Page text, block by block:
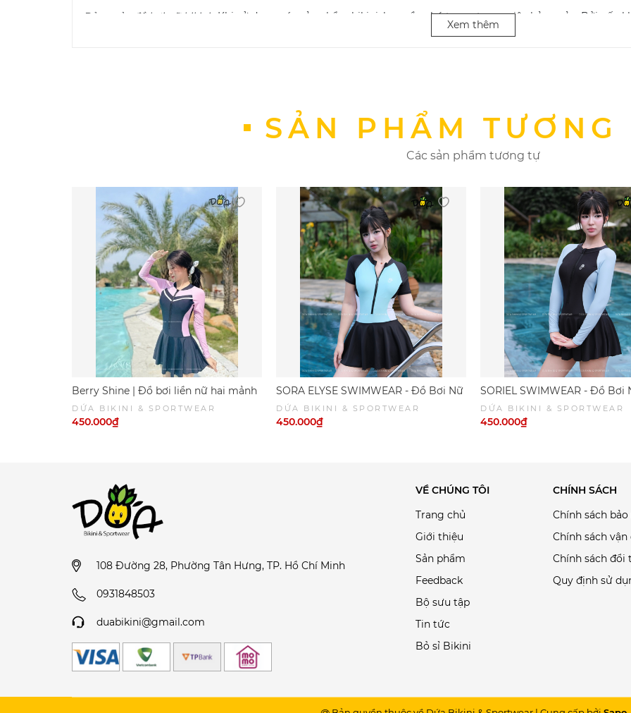
Bảo quản đồ bơi nữ bikini: Khi sử dụng các sản phẩm bikini, bạn cần chú trọng trong việc bảo quản. Bởi nếu
Không phơi quần áo bơi trực tiếp dưới ánh nắng mặt trời
Cách giặt đồ bơi nữ bikini đúng cách:
Xả đầy nước lạnh vào bồn, thêm vào đó một muỗng bột giặt ít chất tẩy hoặc giấm trắng.
Vắt khô bằng cách nhẹ nhàng cuốn đồ bikini của bạn vào một chiếc khăn tắm sạch, ấn nhẹ để loại
cách thông thường chính là một trong các nguyên nhân khiến quần áo bơi của bạn nhanh giãn và hỏng.
Khi đã ép nước xong, hãy trải phẳng để quần áo tự khô.
CÁCH CHỌN SIZE ĐỒ BƠI
Xem thêm
SẢN PHẨM TƯƠNG
Các sản phẩm tương tự
Berry Shine | Đồ bơi liền nữ hai mảnh
tay dài váy phối màu hồng ngọt ngào
| DỨA BIKINI &SPORTWEAR
DỨA BIKINI & SPORTWEAR
450.000₫
SORA ELYSE SWIMWEAR - Đồ Bơi Nữ
Liền Thân Váy Tay Ngắn Khóa Kéo
Chống Nắng Kín Đáo| DỨA BIKINI &
SPORTWEAR
DỨA BIKINI & SPORTWEAR
450.000₫
SORIEL SWIMWEAR - Đồ Bơi
Thân Váy Tay Dài Khóa Kéo
Nắng Kín Đáo| DỨA BIKINI &
SPORTWEAR
DỨA BIKINI & SPORTWEAR
450.000₫
108 Đường 28, Phường Tân Hưng, TP. Hồ Chí Minh
0931848503
duabikini@gmail.com
VỀ CHÚNG TÔI
Trang chủ
Giới thiệu
Sản phẩm
Feedback
Bộ sưu tập
Tin tức
Bỏ sỉ Bikini
CHÍNH SÁCH
Chính sách
Chính sách vận
Chính sách đổi
Quy định sử